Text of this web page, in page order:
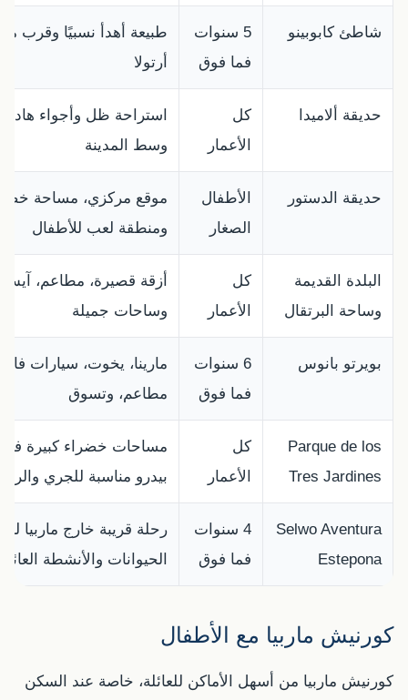
شاطئ كابوبينو
5 سنوات
فما فوق
طبيعة أهدأ نسبيًا وقرب
أرتولا
حديقة ألاميدا
كل
الأعمار
استراحة ظل وأجواء
وسط المدينة
حديقة الدستور
الأطفال
الصغار
موقع مركزي، مساحة
ومنطقة لعب للأطفال
البلدة القديمة
وساحة البرتقال
كل
الأعمار
أزقة قصيرة، مطاعم، آيس
وساحات جميلة
بويرتو بانوس
6 سنوات
فما فوق
مارينا، يخوت، سيارات
مطاعم، وتسوق
Parque de los
Tres Jardines
كل
الأعمار
مساحات خضراء كبيرة
بيدرو مناسبة للجري
Selwo Aventura
Estepona
4 سنوات
فما فوق
رحلة قريبة خارج ماربيا
الحيوانات والأنشطة
كورنيش ماربيا مع الأطفال
كورنيش ماربيا من أسهل الأماكن للعائلة، خاصة عند السكن